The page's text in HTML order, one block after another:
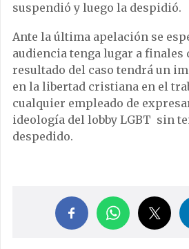
suspendió y luego la despidió.
Ante la última apelación se
audiencia tenga lugar a finales
resultado del caso tendrá un
en la libertad cristiana en el
cualquier empleado de
ideología del lobby LGBT sin
despedido.